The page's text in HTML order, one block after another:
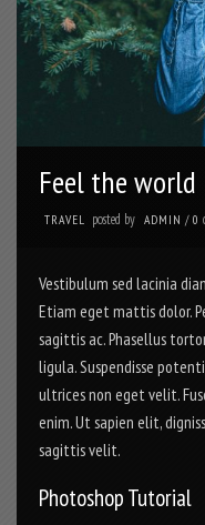
Feel the world
TRAVEL posted by ADMIN / 0
Vestibulum sed lacinia
Etiam eget mattis dolor.
sagittis ac. Phasellus
ligula. Suspendisse
ultrices non eget velit.
enim. Ut sapien elit,
sagittis velit.
Photoshop Tutorial